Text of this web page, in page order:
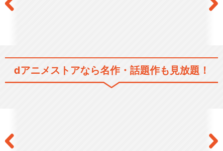
dアニメストアなら名作・話題作も見放題！